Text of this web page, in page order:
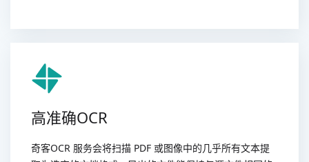
高准确OCR
奇客OCR 服务会将扫描 PDF 或图像中的几乎所有文本提